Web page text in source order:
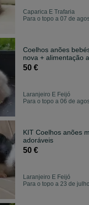
Caparica E Trafaria
Para o topo a 07 de
Coelhos anões
nova + alimentação
50 €
Laranjeiro E Feijó
Para o topo a 06 de
KIT Coelhos anões
adoráveis
50 €
Laranjeiro E Feijó
Para o topo a 23 de